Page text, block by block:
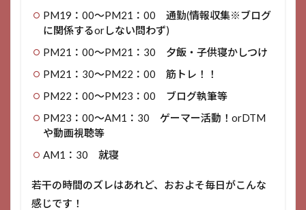
PM19：00～PM21：00 通勤(情報収集※ブログ
に関係するorしない問わず)
PM21：00～PM21：30 夕飯・子供寝かしつけ
PM21：30～PM22：00 筋トレ！！
PM22：00～PM23：00 ブログ執筆等
PM23：00～AM1：30 ゲーマー活動！orDTM
や動画視聴等
AM1：30 就寝
若干の時間のズレはあれど、おおよそ毎日がこんな
感じです！